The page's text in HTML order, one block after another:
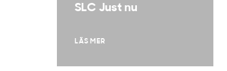
SLC Just nu
LÄS MER